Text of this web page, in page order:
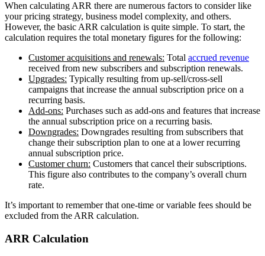
When calculating ARR there are numerous factors to consider like
your pricing strategy, business model complexity, and others.
However, the basic ARR calculation is quite simple. To start, the
calculation requires the total monetary figures for the following:
Customer acquisitions and renewals: Total accrued revenue
received from new subscribers and subscription renewals.
Upgrades: Typically resulting from up-sell/cross-sell
campaigns that increase the annual subscription price on a
recurring basis.
Add-ons: Purchases such as add-ons and features that increase
the annual subscription price on a recurring basis.
Downgrades: Downgrades resulting from subscribers that
change their subscription plan to one at a lower recurring
annual subscription price.
Customer churn: Customers that cancel their subscriptions.
This figure also contributes to the company’s overall churn
rate.
It’s important to remember that one-time or variable fees should be
excluded from the ARR calculation.
ARR Calculation